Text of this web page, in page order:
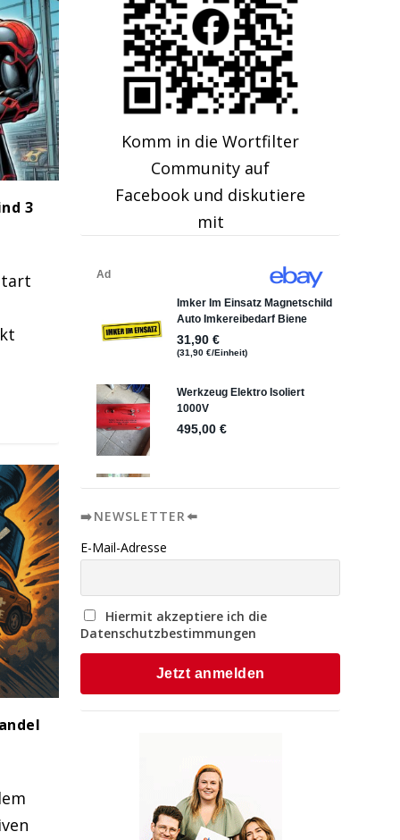
3
Komm in die Wortfilter
Community auf
Facebook und diskutiere
mit
➡️NEWSLETTER⬅️
E-Mail-Adresse
Hiermit akzeptiere ich die
Datenschutzbestimmungen